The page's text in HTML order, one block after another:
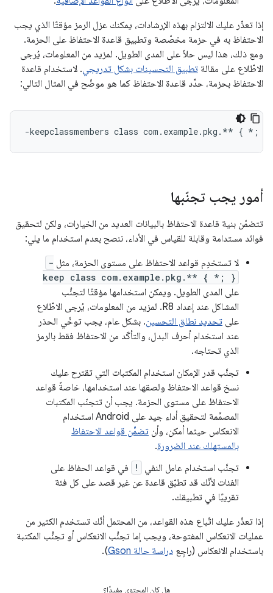
إذا تعذّر عليك الالتزام بهذه الإرشادات، يمكنك عزل الرمز مؤقتًا الذي يجب
الاحتفاظ به في حزمة مخصّصة وتطبيق قاعدة الاحتفاظ على الحزمة.
ومع ذلك، هذا ليس حلاً على المدى الطويل. لمزيد من المعلومات، يُرجى
الاطّلاع على مقالة تطبيق التحسينات بشكل تدريجي. لاستخدام قاعدة
الاحتفاظ بحزمة، حدِّد قاعدة الاحتفاظ كما هو موضّح في المثال التالي:
أمور يجب تجنّبها
تتضمّن بنية قاعدة الاحتفاظ بالبيانات العديد من الخيارات، ولكن لتحقيق
فوائد مستدامة وقابلة للقياس في الأداء، ننصح بعدم استخدام ما يلي:
لا تستخدِم قواعد الاحتفاظ على مستوى الحزمة، مثل -
keep class com.example.pkg.** { *; }
على المدى الطويل. ويمكن استخدامها مؤقتًا لتجنُّب
المشاكل عند إعداد R8. لمزيد من المعلومات، يُرجى الاطّلاع
على تحديد نطاق التحسين. بشكل عام، يجب توخّي الحذر
عند استخدام أحرف البدل، والتأكّد من الاحتفاظ فقط بالرمز
الذي تحتاجه.
تجنَّب قدر الإمكان استخدام المكتبات التي تقترح عليك
نسخ قواعد الاحتفاظ ولصقها عند استخدامها، خاصةً قواعد
الاحتفاظ على مستوى الحزمة. يجب أن تتجنّب المكتبات
المصمَّمة لتحقيق أداء جيد على Android استخدام
الانعكاس حيثما أمكن، وأن تضمِّن قواعد الاحتفاظ
بالمستهلك عند الضرورة.
تجنَّب استخدام عامل النفي
!
في قواعد الحفاظ على
الفئات لأنّك قد تطبّق قاعدة عن غير قصد على كل فئة
تقريبًا في تطبيقك.
إذا تعذّر عليك اتّباع هذه القواعد، من المحتمل أنّك تستخدم الكثير من
عمليات الانعكاس المفتوحة، ويجب إما تجنُّب الانعكاس أو تجنُّب المكتبة
باستخدام الانعكاس (راجِع دراسة حالة Gson ).
هل كان المحتوى مفيدًا؟